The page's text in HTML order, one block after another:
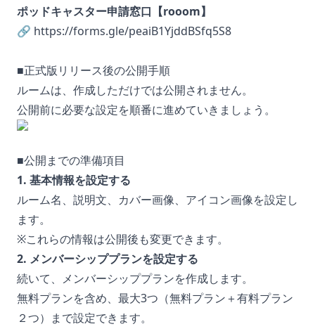
ポッドキャスター申請窓口【rooom】
🔗 https://forms.gle/peaiB1YjddBSfq5S8
■正式版リリース後の公開手順
ルームは、作成しただけでは公開されません。
公開前に必要な設定を順番に進めていきましょう。
■公開までの準備項目
1. 基本情報を設定する
ルーム名、説明文、カバー画像、アイコン画像を設定し
ます。
※これらの情報は公開後も変更できます。
2. メンバーシッププランを設定する
続いて、メンバーシッププランを作成します。
無料プランを含め、最大3つ（無料プラン＋有料プラン
２つ）まで設定できます。